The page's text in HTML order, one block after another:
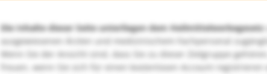
Die Inhalte dieser Seite unterliegen dem Heilmittelwerbegesetz
ausgewiesenen Ärzten und medizinischem Fachpersonal
Wenn Sie der Ansicht sind, dass Sie zu dieser Zielgruppe
freuen, wenn Sie sich für einen kostenlosen Account registrieren